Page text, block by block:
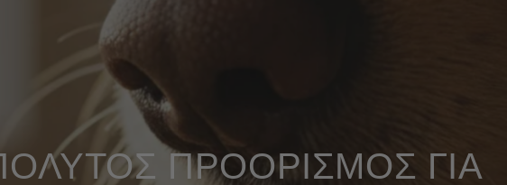
ΠΡΟΟΡΙΣΜΟΣ ΓΙΑ